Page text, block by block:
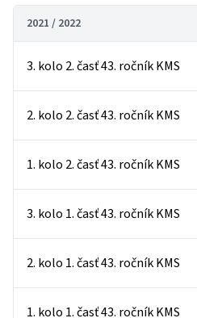
2021 / 2022
3. kolo 2. časť 43. ročník KMS
2. kolo 2. časť 43. ročník KMS
1. kolo 2. časť 43. ročník KMS
3. kolo 1. časť 43. ročník KMS
2. kolo 1. časť 43. ročník KMS
1. kolo 1. časť 43. ročník KMS